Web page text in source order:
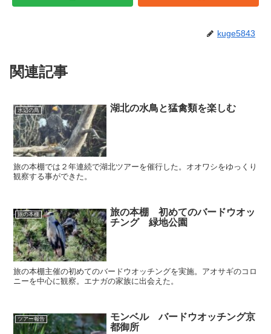
kuge5843
関連記事
水辺の鳥 湖北の水鳥と猛禽類を楽しむ
旅の本棚では２年連続で湖北ツアーを催行した。オオワシをゆっくり
観察する事ができた。
旅の本棚
旅の本棚 初めてのバードウオッ
チング 緑地公園
旅の本棚主催の初めてのバードウオッチングを実施。アオサギのコロ
ニーを中心に観察。エナガの家族に出会えた。
ツアー報告
モンベル バードウオッチング京
都御所